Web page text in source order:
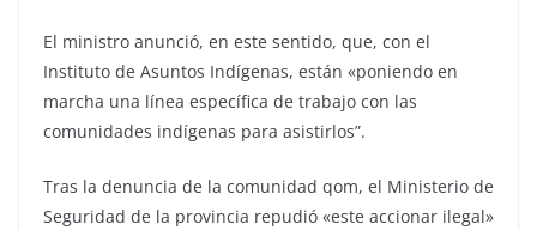
El ministro anunció, en este sentido, que, con el
Instituto de Asuntos Indígenas, están «poniendo en
marcha una línea específica de trabajo con las
comunidades indígenas para asistirlos”.
Tras la denuncia de la comunidad qom, el Ministerio de
Seguridad de la provincia repudió «este accionar ilegal»